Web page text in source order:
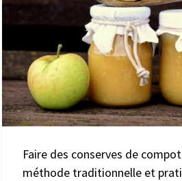
Faire des conserves de
méthode traditionnelle et